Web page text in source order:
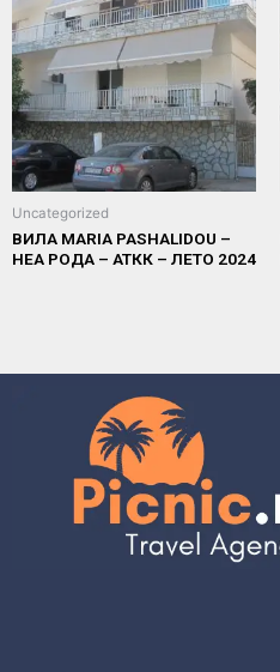
Uncategorized
ВИЛА MARIA PASHALIDOU –
НЕА РОДА – АТКК – ЛЕТО 2024